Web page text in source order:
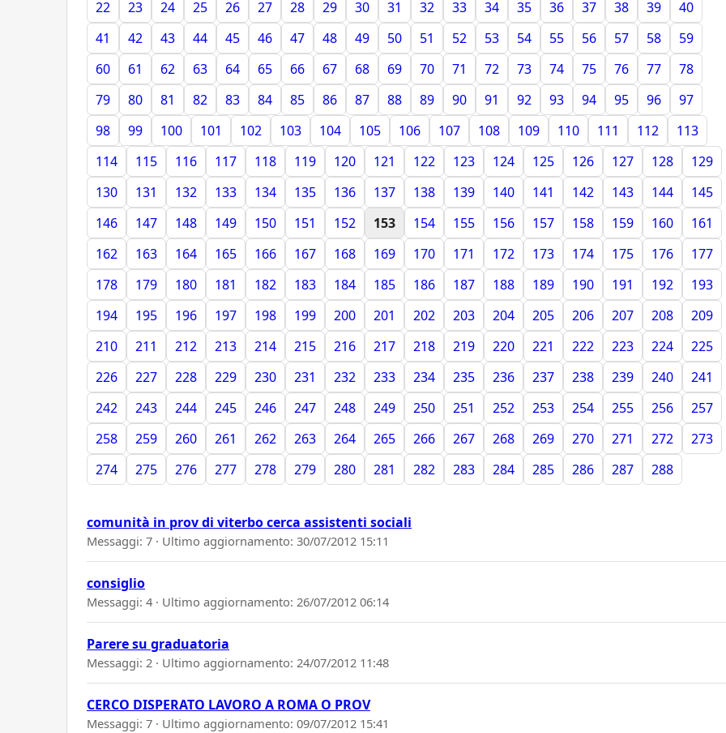
22
23 24 25 26 27 28 29 30 31 32 33 34 35 36 37 38 39
40
41
42 43 44 45 46 47 48 49 50 51 52 53 54 55 56 57 58
59
60
61 62 63 64 65 66 67 68 69 70 71 72 73 74 75 76 77
78
79
80 81 82 83 84 85 86 87 88 89 90 91 92 93 94 95 96
97
98
99 100 101 102 103 104 105 106 107 108 109 110 111 112
113
114
115 116 117 118 119 120 121 122 123 124 125 126 127 128
129
130
131 132 133 134 135 136 137 138 139 140 141 142 143 144
145
146
147 148 149 150 151 152 153 154 155 156 157 158 159 160
161
162
163 164 165 166 167 168 169 170 171 172 173 174 175 176
177
178
179 180 181 182 183 184 185 186 187 188 189 190 191 192
193
194
195 196 197 198 199 200 201 202 203 204 205 206 207 208
209
210
211 212 213 214 215 216 217 218 219 220 221 222 223 224
225
226
227 228 229 230 231 232 233 234 235 236 237 238 239 240
241
242
243 244 245 246 247 248 249 250 251 252 253 254 255 256
257
258
259 260 261 262 263 264 265 266 267 268 269 270 271 272
273
274
275 276 277 278 279 280 281 282 283 284 285 286 287 288
comunità in prov di viterbo cerca assistenti sociali
Messaggi: 7 · Ultimo aggiornamento: 30/07/2012 15:11
consiglio
Messaggi: 4 · Ultimo aggiornamento: 26/07/2012 06:14
Parere su graduatoria
Messaggi: 2 · Ultimo aggiornamento: 24/07/2012 11:48
CERCO DISPERATO LAVORO A ROMA O PROV
Messaggi: 7 · Ultimo aggiornamento: 09/07/2012 15:41